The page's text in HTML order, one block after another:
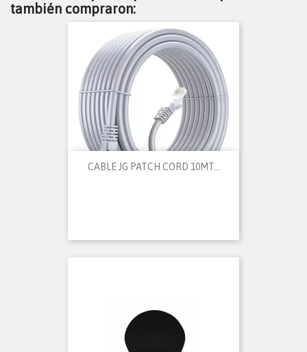
también compraron:
CABLE JG PATCH CORD 10MT...